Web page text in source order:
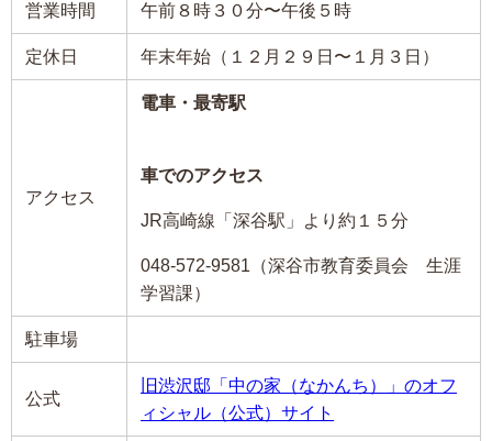
営業時間 午前８時３０分〜午後５時
定休日 年末年始（１２月２９日〜１月３日）
アクセス
電車・最寄駅
車でのアクセス
JR高崎線「深谷駅」より約１５分
048-572-9581（深谷市教育委員会 生涯
学習課）
駐車場
公式
旧渋沢邸「中の家（なかんち）」のオフ
ィシャル（公式）サイト